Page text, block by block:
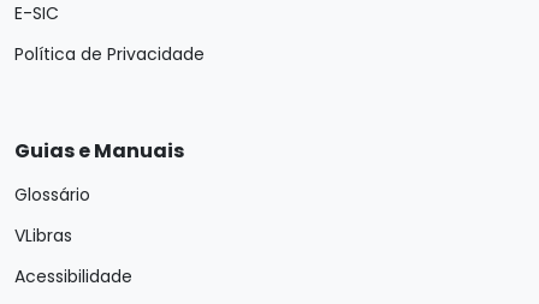
E-SIC
Política de Privacidade
Guias e Manuais
Glossário
VLibras
Acessibilidade